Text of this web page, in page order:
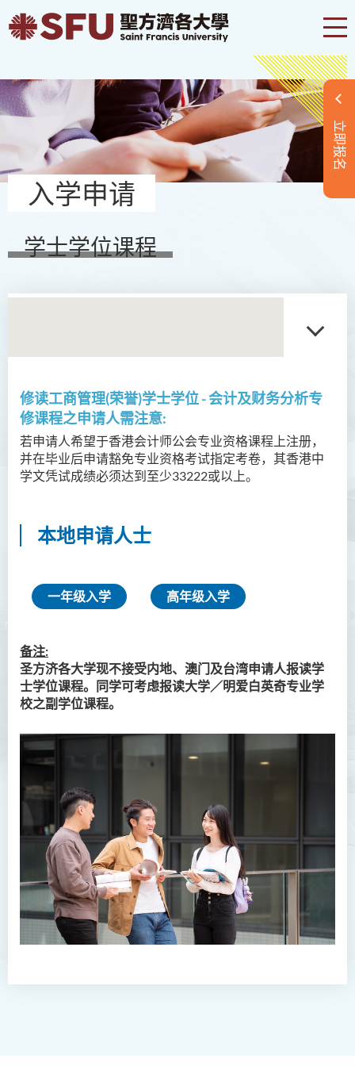
立即报名
入学申请
学士学位课程
修读工商管理(荣誉)学士学位 - 会计及财务分析专
修课程之申请人需注意:
若申请人希望于香港会计师公会专业资格课程上注册，
并在毕业后申请豁免专业资格考试指定考卷，其香港中
学文凭试成绩必须达到至少33222或以上。
本地申请人士
一年级入学 高年级入学
备注:
圣方济各大学现不接受内地、澳门及台湾申请人报读学
士学位课程。同学可考虑报读大学／明爱白英奇专业学
校之副学位课程。
语言及文化（荣誉）文学士
语文及通识（荣誉）文学士
翻译科技（荣誉）文学士
犯罪及安保科学(荣誉)学士
健康科学（荣誉）学士 (兼读
制衔接课程)
护理学（荣誉）学士 (应用学
人工智能（荣誉）理学士
人工智能（荣誉）理学士 (兼
读制)
人工智能及数码娱乐（荣
誉）理学士
人工智能及多媒体科技(荣